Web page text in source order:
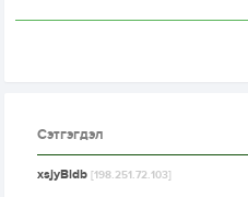
Сэтгэгдэл
xsjyBldb[198.251.72.103]